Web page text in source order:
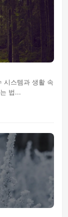
시스템과 생활 속
법...